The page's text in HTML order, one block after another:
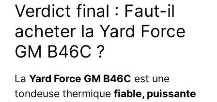
Verdict final : Faut-il
acheter la Yard Force
GM B46C ?
La Yard Force GM B46C est une
tondeuse thermique fiable, puissante